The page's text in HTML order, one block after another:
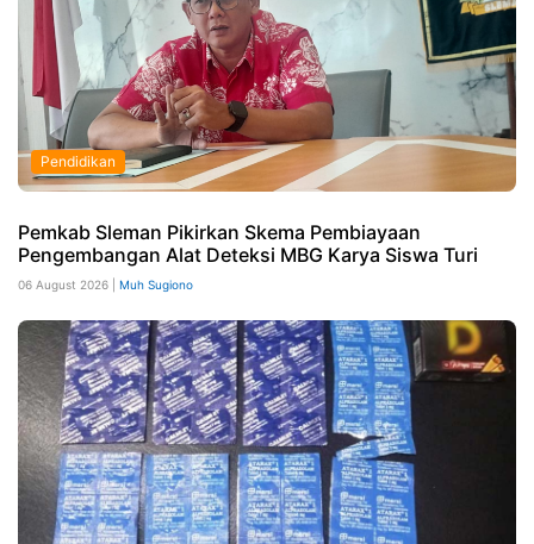
Pendidikan
Pemkab Sleman Pikirkan Skema Pembiayaan
Pengembangan Alat Deteksi MBG Karya Siswa Turi
06 August 2026 | Muh Sugiono